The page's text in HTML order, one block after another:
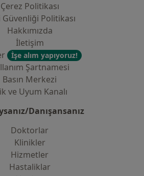
Çerez Politikası
Güvenliği Politikası
Hakkımızda
İletişim
İşe alım yapıyoruz!
Şartnamesi
Basın Merkezi
ve Uyum Kanalı
Danışansanız
Doktorlar
Klinikler
Hizmetler
Hastaliklar